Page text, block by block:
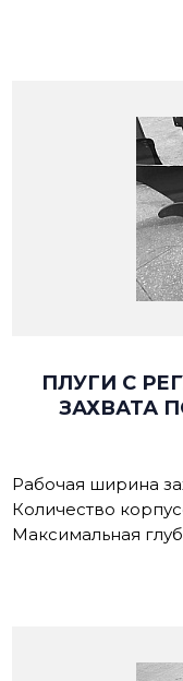
ПЛУГИ С
ЗАХВАТА
Рабочая ширина
Количество
Максимальная